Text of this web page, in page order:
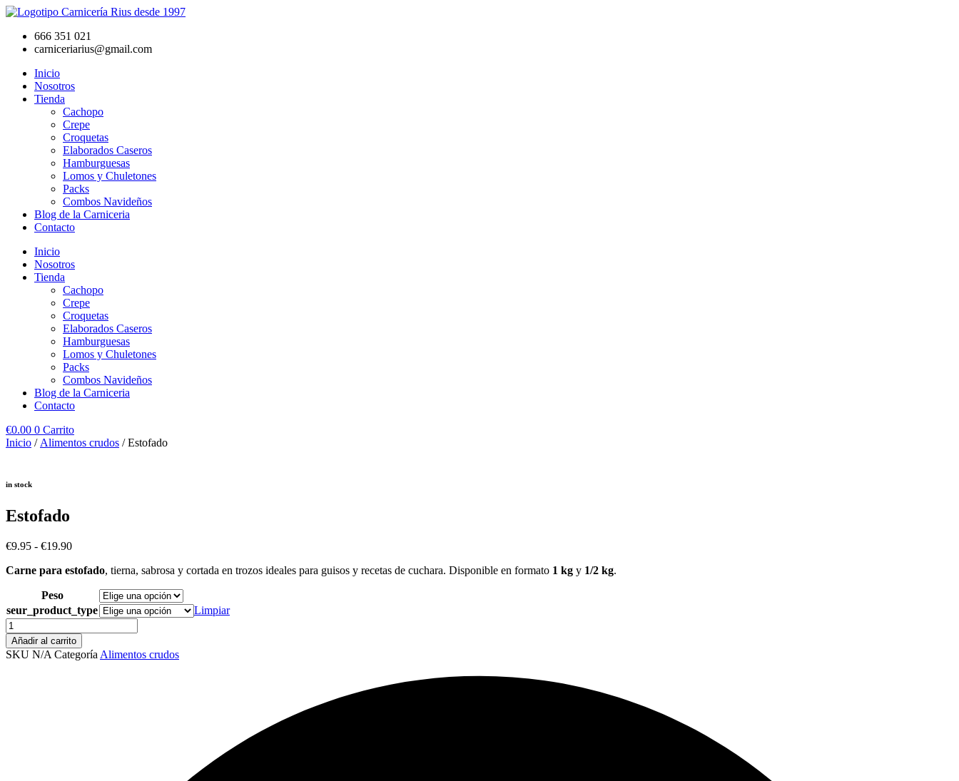
Ir
contenido666 351 021
carniceriarius@gmail.com
Inicio
Nosotros
Tienda
Cachopo
Crepe
Croquetas
Elaborados Caseros
Hamburguesas
Lomos y Chuletones
Packs
Combos Navideños
Blog de la Carniceria
Contacto
Inicio
Nosotros
Tienda
Cachopo
Crepe
Croquetas
Elaborados Caseros
Hamburguesas
Lomos y Chuletones
Packs
Combos Navideños
Blog de la Carniceria
Contacto
€0.00 0 Carrito
Inicio / Alimentos crudos / Estofado
in stock
Estofado
€9.95 - €19.90Rango
precios:
hasta
€19.90
Carne para estofado, tierna, sabrosa y cortada en trozos ideales para guisos y recetas de cuchara. Disponible en formato 1 kg y 1/2 kg.
Peso
seur_product_type
Limpiar
Estofado
cantidad
Añadir al carrito
SKU N/A Categoría Alimentos crudos